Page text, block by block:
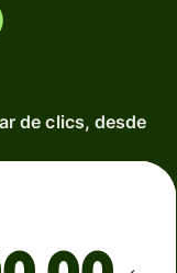
de clics, desde